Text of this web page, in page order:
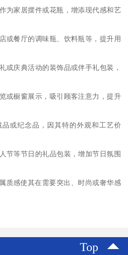
为家居摆件或花瓶，增添现代感和艺
或餐厅的调味瓶、饮料瓶等，提升用
或庆典活动的装饰品或伴手礼包装，
或橱窗展示，吸引顾客注意力，提升
或纪念品，因其特的外观和工艺价
节等节日的礼品包装，增加节日氛围
质感使其在需要突出、时尚或奢华感
Top